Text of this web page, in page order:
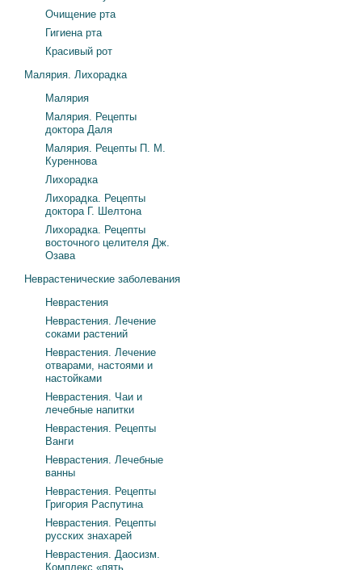
Очищение рта
Гигиена рта
Красивый рот
Малярия. Лихорадка
Малярия
Малярия. Рецепты
доктора Даля
Малярия. Рецепты П. М.
Куреннова
Лихорадка
Лихорадка. Рецепты
доктора Г. Шелтона
Лихорадка. Рецепты
восточного целителя Дж.
Озава
Неврастенические заболевания
Неврастения
Неврастения. Лечение
соками растений
Неврастения. Лечение
отварами, настоями и
настойками
Неврастения. Чаи и
лечебные напитки
Неврастения. Рецепты
Ванги
Неврастения. Лечебные
ванны
Неврастения. Рецепты
Григория Распутина
Неврастения. Рецепты
русских знахарей
Неврастения. Даосизм.
Комплекс «пять